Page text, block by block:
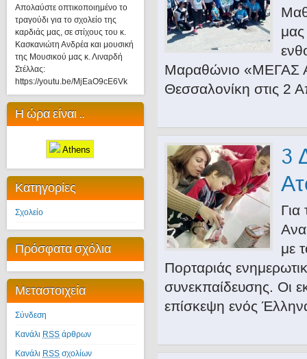
Απολαύστε οπτικοποιημένο το
τραγούδι για το σχολείο της
καρδιάς μας, σε στίχους του κ.
Κασκανιώτη Ανδρέα και μουσική
της Μουσικού μας κ. Λιναρδή
Στέλλας:
https://youtu.be/MjEaO9cE6Vk
Η ώρα είναι ..
Athens
Κατηγορίες
Σχολείο
Πρόσφατα σχόλια
Μεταστοιχεία
Σύνδεση
Κανάλι RSS άρθρων
Κανάλι RSS σχολίων
Μαραθώνιο «ΜΕΓΑΣ
Θεσσαλονίκη στις 2
3
με
Πορταριάς
συνεκπαίδευσης. Οι
επίσκεψη ενός